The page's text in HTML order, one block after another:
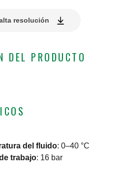
resolución
DEL PRODUCTO
del fluido: 0–40 °C
trabajo: 16 bar